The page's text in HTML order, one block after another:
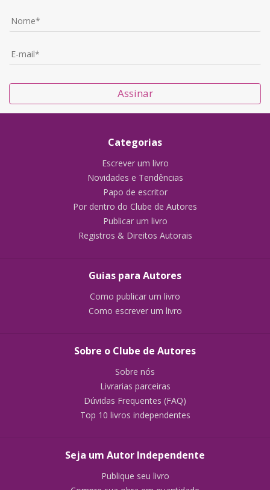
Assinar
Categorias
Escrever um livro
Novidades e Tendências
Papo de escritor
Por dentro do Clube de Autores
Publicar um livro
Registros & Direitos Autorais
Guias para Autores
Como publicar um livro
Como escrever um livro
Sobre o Clube de Autores
Sobre nós
Livrarias parceiras
Dúvidas Frequentes (FAQ)
Top 10 livros independentes
Seja um Autor Independente
Publique seu livro